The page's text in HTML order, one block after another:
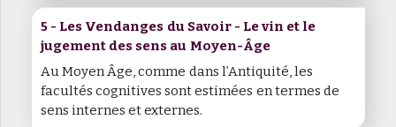
5 - Les Vendanges du Savoir - Le vin et le
jugement des sens au Moyen-Âge
Au Moyen Âge, comme dans l’Antiquité, les
facultés cognitives sont estimées en termes de
sens internes et externes.